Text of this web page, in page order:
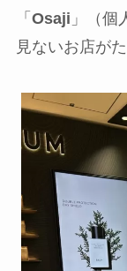
「 Osaji 」（個
見ないお店が